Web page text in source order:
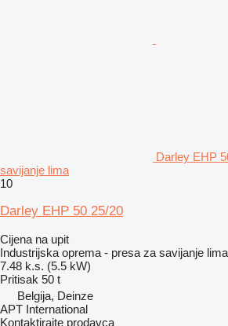
Darley EHP
savijanje lima
10
Darley EHP 50 25/20
Cijena na upit
Industrijska oprema - presa za savijanje lima
7.48 k.s. (5.5 kW)
Pritisak 50 t
Belgija, Deinze
APT International
Kontaktirajte prodavca